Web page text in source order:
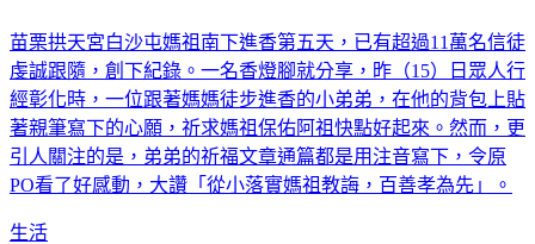
苗栗拱天宮白沙屯媽祖南下進香第五天，已有超過11萬名信徒
虔誠跟隨，創下紀錄。一名香燈腳就分享，昨（15）日眾人行
經彰化時，一位跟著媽媽徒步進香的小弟弟，在他的背包上貼
著親筆寫下的心願，祈求媽祖保佑阿祖快點好起來。然而，更
引人關注的是，弟弟的祈福文章通篇都是用注音寫下，令原
PO看了好感動，大讚「從小落實媽祖教誨，百善孝為先」。
生活